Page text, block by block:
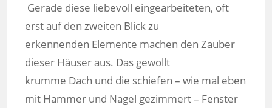
Gerade diese liebevoll eingearbeiteten, oft
erst auf den zweiten Blick zu
erkennenden Elemente machen den Zauber
dieser Häuser aus. Das gewollt
krumme Dach und die schiefen – wie mal eben
mit Hammer und Nagel gezimmert – Fenster